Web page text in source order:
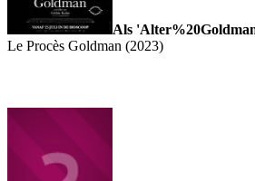
Als
Le Procès Goldman (2023)